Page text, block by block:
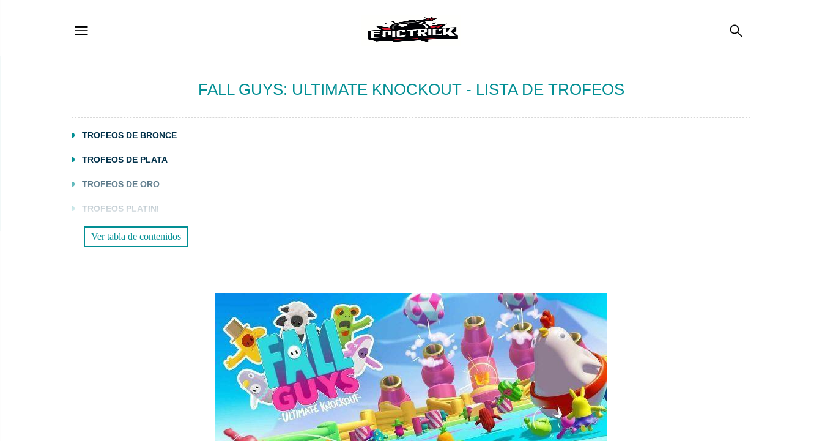
FALL GUYS: ULTIMATE KNOCKOUT - LISTA DE TROFEOS
TROFEOS DE BRONCE
TROFEOS DE PLATA
TROFEOS DE ORO
TROFEOS PLATINI
Ver tabla de contenidos